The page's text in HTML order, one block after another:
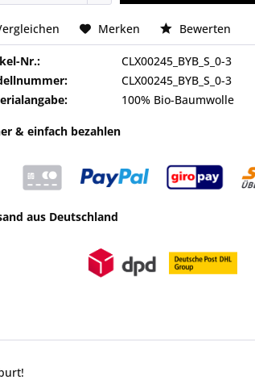
Merken Bewerten
Nr.:
CLX00245_BYB_S_0-3
CLX00245_BYB_S_0-3
100% Bio-Baumwolle
& einfach bezahlen
aus Deutschland